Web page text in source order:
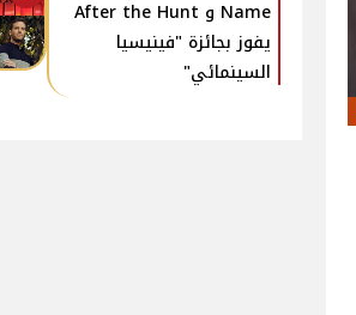
Name و After the Hunt
يفوز بجائزة "فينيسيا
السينمائي"